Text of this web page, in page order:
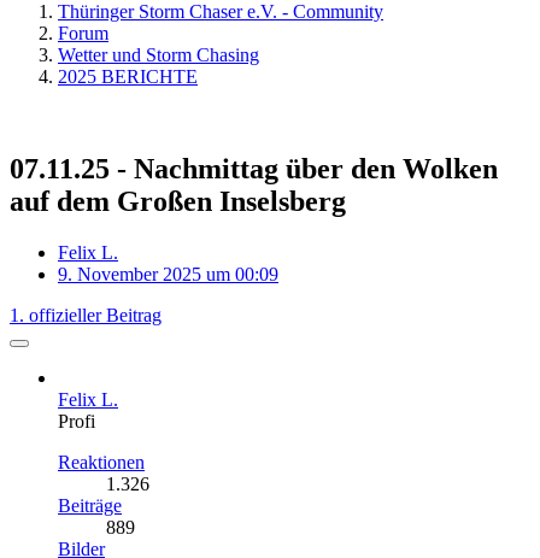
Thüringer Storm Chaser e.V. - Community
Forum
Wetter und Storm Chasing
2025 BERICHTE
07.11.25 - Nachmittag über den Wolken
auf dem Großen Inselsberg
Felix L.
9. November 2025 um 00:09
1. offizieller Beitrag
Felix L.
Profi
Reaktionen
1.326
Beiträge
889
Bilder